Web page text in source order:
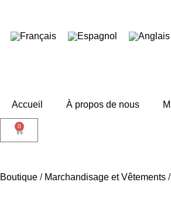
Accueil À propos de nous
0
Boutique / Marchandisage et Vêtements